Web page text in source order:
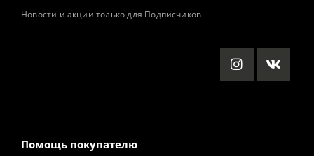
Новости и акции только для Подписчиков
Помощь покупателю